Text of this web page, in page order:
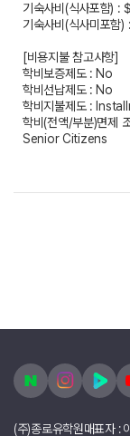
기숙사비(식사포함) :
기숙사비(식사미포
[비용지불 참고사항]
학비보증제도 : No
학비선납제도 : No
학비지불제도 :
학비(전액/부분)면
Senior Citizens
(주)종로유학원대표자 :